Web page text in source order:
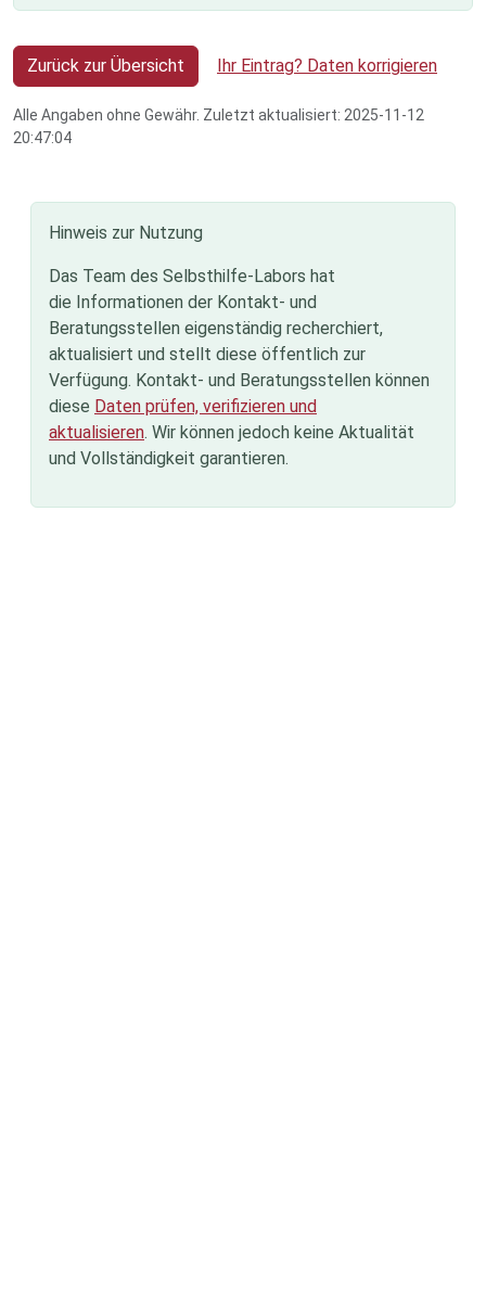
Zurück zur Übersicht Ihr Eintrag? Daten korrigieren
Alle Angaben ohne Gewähr. Zuletzt aktualisiert: 2025-11-12
20:47:04
Hinweis zur Nutzung
Das Team des Selbsthilfe-Labors hat
die Informationen der Kontakt- und
Beratungsstellen eigenständig recherchiert,
aktualisiert und stellt diese öffentlich zur
Verfügung. Kontakt- und Beratungsstellen können
diese Daten prüfen, verifizieren und
aktualisieren. Wir können jedoch keine Aktualität
und Vollständigkeit garantieren.